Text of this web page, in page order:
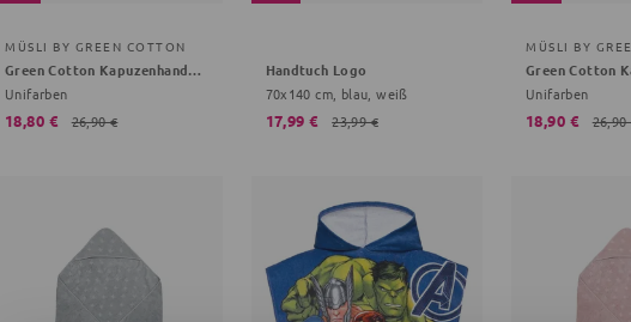
MÜSLI BY GREEN COTTON
Green Cotton Kapuzenhandtuch
Unifarben
18,80 € 26,90 €
Handtuch Logo
70x140 cm, blau, weiß
17,99 € 23,99 €
MÜSLI BY
Unifarben
18,90 € 26,90